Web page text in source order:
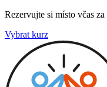
Rezervujte si místo včas
Vybrat kurz